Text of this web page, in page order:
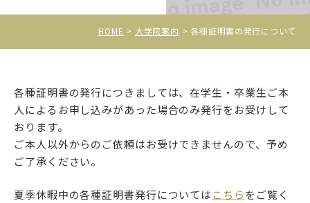
資料請求・お問い合わせ
HOME 大学院案内 各種証明書の発行について
各種証明書の発行につきましては、在学生・卒業生ご本
人によるお申し込みがあった場合のみ発行をお受けして
おります。
ご本人以外からのご依頼はお受けできませんので、予め
ご了承ください。
夏季休暇中の各種証明書発行については こちらをご覧く